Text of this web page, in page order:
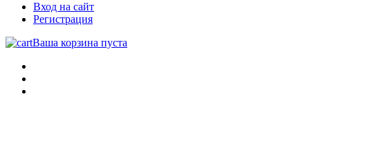
Вход на сайт
Регистрация
Ваша корзина пуста